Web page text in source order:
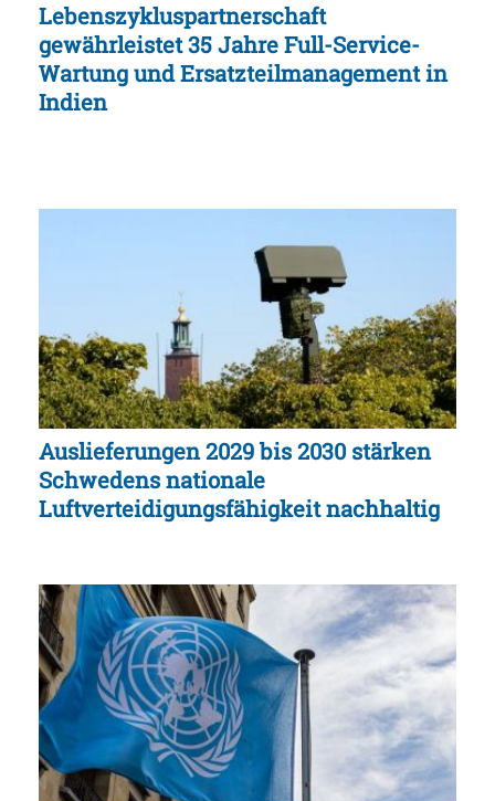
Lebenszykluspartnerschaft
gewährleistet 35 Jahre Full-Service-
Wartung und Ersatzteilmanagement in
Indien
Auslieferungen 2029 bis 2030 stärken
Schwedens nationale
Luftverteidigungsfähigkeit nachhaltig